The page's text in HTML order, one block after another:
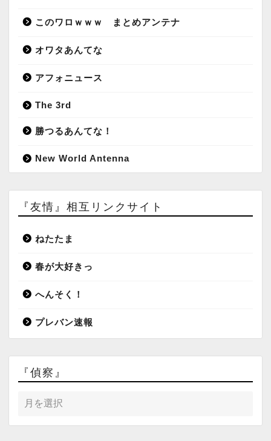
このワロｗｗｗ まとめアンテナ
オワタあんてな
アフォニュース
The 3rd
勝つるあんてな！
New World Antenna
『友情』相互リンクサイト
ねたたま
春が大好きっ
へんそく！
プレバン速報
『偵察』